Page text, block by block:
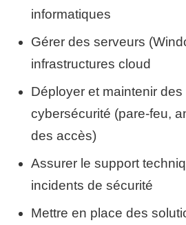
informatiques
Gérer des serveurs
infrastructures cloud
Déployer et maintenir
cybersécurité (pare-feu,
des accès)
Assurer le support
incidents de sécurité
Mettre en place des